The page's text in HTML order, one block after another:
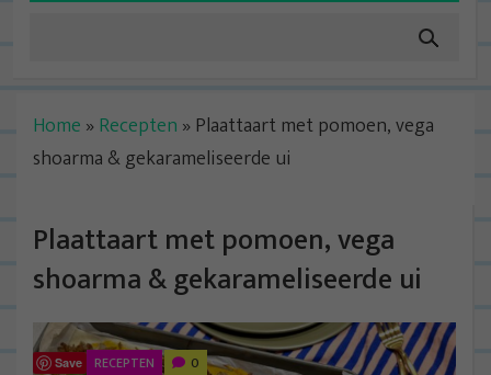
Home » Recepten » Plaattaart met pomoen, vega
shoarma & gekarameliseerde ui
Plaattaart met pomoen, vega
shoarma & gekarameliseerde ui
Save RECEPTEN 0